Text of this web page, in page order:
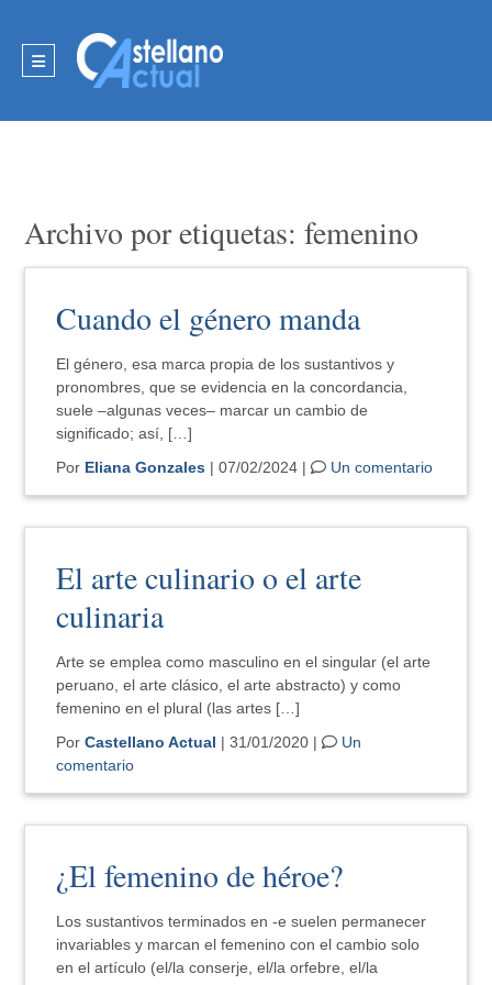
Archivo por etiquetas: femenino
Cuando el género manda
El género, esa marca propia de los sustantivos y
pronombres, que se evidencia en la concordancia,
suele –algunas veces– marcar un cambio de
significado; así, […]
Por Eliana Gonzales | 07/02/2024 | Un comentario
El arte culinario o el arte
culinaria
Arte se emplea como masculino en el singular (el arte
peruano, el arte clásico, el arte abstracto) y como
femenino en el plural (las artes […]
PorCastellano Actual | 31/01/2020 |
Un
comentario
¿El femenino de héroe?
Los sustantivos terminados en -e suelen permanecer
invariables y marcan el femenino con el cambio solo
en el artículo (el/la conserje, el/la orfebre, el/la